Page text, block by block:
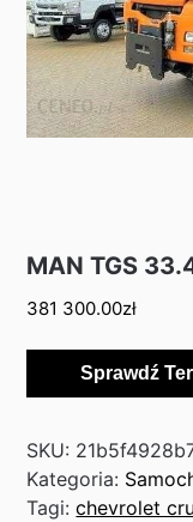
MAN TGS
381 300.00zł
Sprawdź
SKU:
Kategoria:
Tagi:chevrolet